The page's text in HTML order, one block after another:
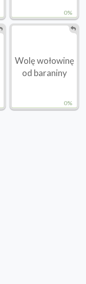
0%
0%
Wolę wołowinę
od baraniny